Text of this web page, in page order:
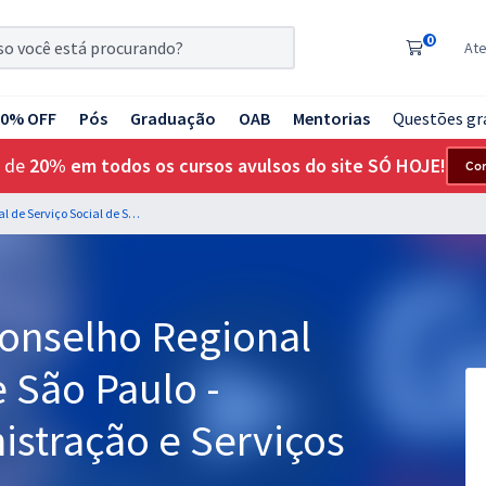
0
OFF Pós Graduação OAB Mentorias Questões
de 20% em todos os cursos avulsos do site SÓ HOJE!
CRESS 9ª Região - Conselho Regional de Serviço Social de São Paulo - Assistente de Administração e Serviços
Regional
Paulo -
e Serviços